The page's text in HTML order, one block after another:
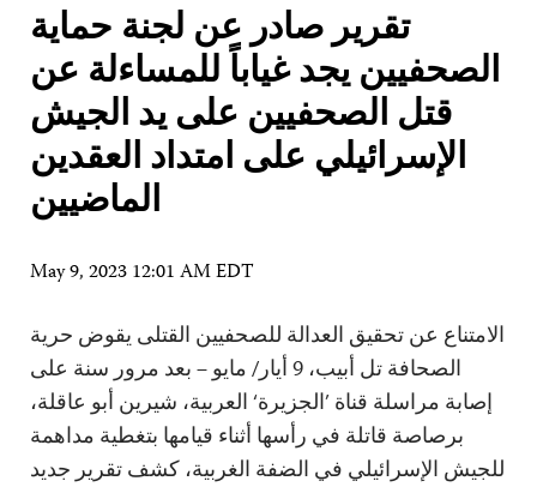
تقرير صادر عن لجنة حماية
الصحفيين يجد غياباً للمساءلة عن
قتل الصحفيين على يد الجيش
الإسرائيلي على امتداد العقدين
الماضيين
May 9, 2023 12:01 AM EDT
الامتناع عن تحقيق العدالة للصحفيين القتلى يقوض حرية
الصحافة تل أبيب، 9 أيار/ مايو – بعد مرور سنة على
إصابة مراسلة قناة ’الجزيرة‘ العربية، شيرين أبو عاقلة،
برصاصة قاتلة في رأسها أثناء قيامها بتغطية مداهمة
للجيش الإسرائيلي في الضفة الغربية، كشف تقرير جديد